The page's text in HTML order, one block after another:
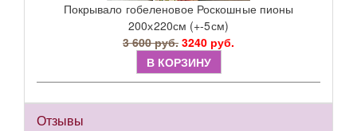
Покрывало гобеленовое Роскошные пионы
200х220см (+-5см)
3 600 руб. 3240 руб.
В КОРЗИНУ
Отзывы